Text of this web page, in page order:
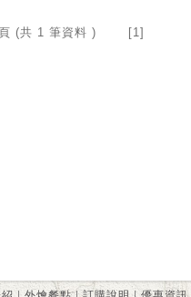
(共 1 筆資料 ) [1]